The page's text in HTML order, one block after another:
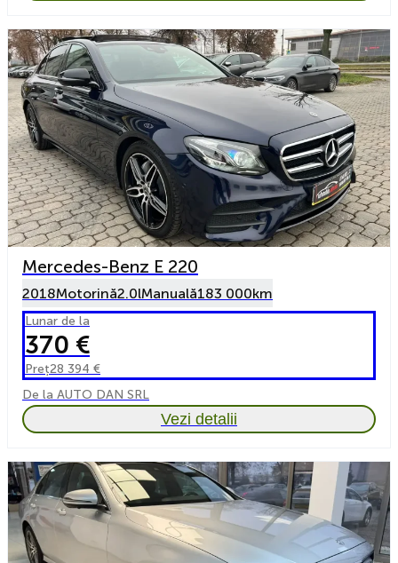
Mercedes-Benz E 220
2018Motorină2.0lManuală183 000km
Lunar de la
370 €
Preț28 394 €
De la AUTO DAN SRL
Vezi detalii